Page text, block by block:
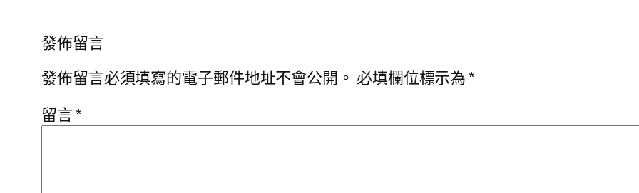
發佈留言
發佈留言必須填寫的電子郵件地址不會公開。 必填欄位標示為*
留言*